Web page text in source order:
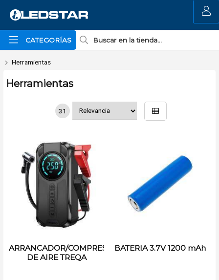
CATEGORÍAS
MI COMPRA
Herramientas
Herramientas
31
ARRANCADOR/COMPRESOR
DE AIRE TREQA
BATERIA 3.7V 1200 mAh